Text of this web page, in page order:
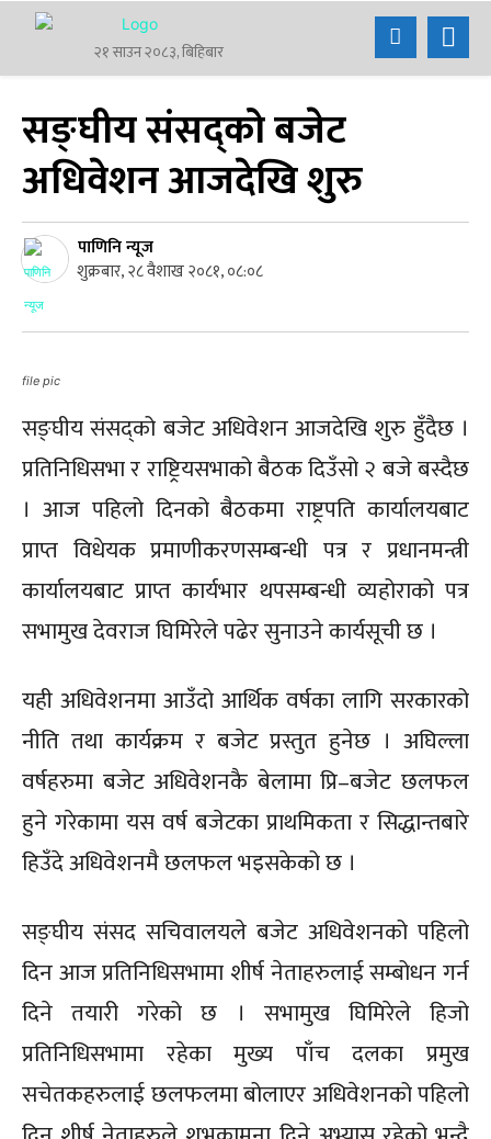
२१ साउन २०८३, बिहिबार
सङ्घीय संसद्को बजेट
अधिवेशन आजदेखि शुरु
पाणिनि न्यूज
शुक्रबार, २८ वैशाख २०८१, ०८:०८
file pic
सङ्घीय संसद्को बजेट अधिवेशन आजदेखि शुरु हुँदैछ ।
प्रतिनिधिसभा र राष्ट्रियसभाको बैठक दिउँसो २ बजे बस्दैछ
। आज पहिलो दिनको बैठकमा राष्ट्रपति कार्यालयबाट
प्राप्त विधेयक प्रमाणीकरणसम्बन्धी पत्र र प्रधानमन्त्री
कार्यालयबाट प्राप्त कार्यभार थपसम्बन्धी व्यहोराको पत्र
सभामुख देवराज घिमिरेले पढेर सुनाउने कार्यसूची छ ।
यही अधिवेशनमा आउँदो आर्थिक वर्षका लागि सरकारको
नीति तथा कार्यक्रम र बजेट प्रस्तुत हुनेछ । अघिल्ला
वर्षहरुमा बजेट अधिवेशनकै बेलामा प्रि–बजेट छलफल
हुने गरेकामा यस वर्ष बजेटका प्राथमिकता र सिद्धान्तबारे
हिउँदे अधिवेशनमै छलफल भइसकेको छ ।
सङ्घीय संसद सचिवालयले बजेट अधिवेशनको पहिलो
दिन आज प्रतिनिधिसभामा शीर्ष नेताहरुलाई सम्बोधन गर्न
दिने तयारी गरेको छ । सभामुख घिमिरेले हिजो
प्रतिनिधिसभामा रहेका मुख्य पाँच दलका प्रमुख
सचेतकहरुलाई छलफलमा बोलाएर अधिवेशनको पहिलो